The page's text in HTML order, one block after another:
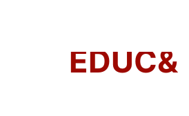
EDUC&